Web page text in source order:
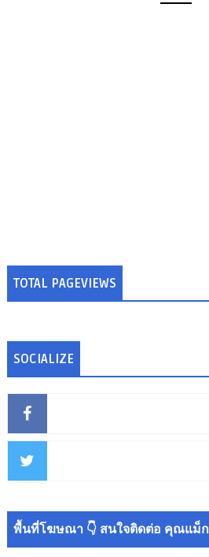
TOTAL PAGEVIEWS
SOCIALIZE
พื้นที่โฆษณา 👇 สนใจติดต่อ คุณแม็ก